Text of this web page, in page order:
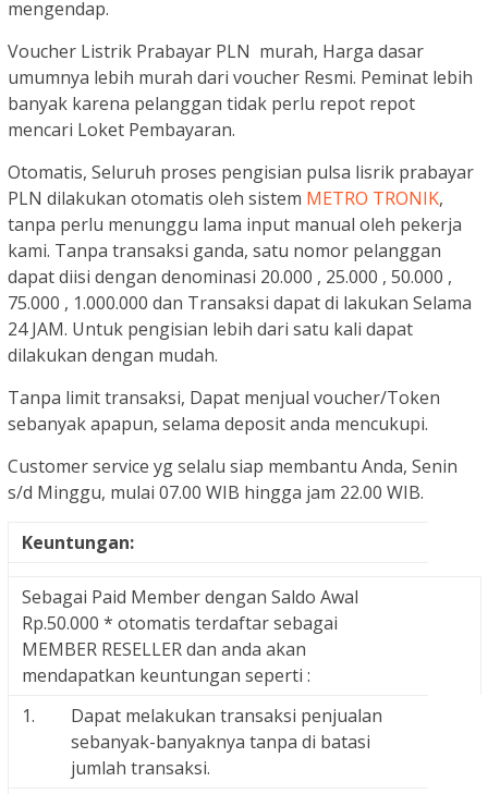
mengendap.
Voucher Listrik Prabayar PLN murah, Harga dasar
umumnya lebih murah dari voucher Resmi. Peminat lebih
banyak karena pelanggan tidak perlu repot repot
mencari Loket Pembayaran.
Otomatis, Seluruh proses pengisian pulsa lisrik prabayar
PLN dilakukan otomatis oleh sistem METRO TRONIK,
tanpa perlu menunggu lama input manual oleh pekerja
kami. Tanpa transaksi ganda, satu nomor pelanggan
dapat diisi dengan denominasi 20.000 , 25.000 , 50.000 ,
75.000 , 1.000.000 dan Transaksi dapat di lakukan Selama
24 JAM. Untuk pengisian lebih dari satu kali dapat
dilakukan dengan mudah.
Tanpa limit transaksi, Dapat menjual voucher/Token
sebanyak apapun, selama deposit anda mencukupi.
Customer service yg selalu siap membantu Anda, Senin
s/d Minggu, mulai 07.00 WIB hingga jam 22.00 WIB.
Keuntungan:
Sebagai Paid Member dengan Saldo Awal
Rp.50.000 * otomatis terdaftar sebagai
MEMBER RESELLER dan anda akan
mendapatkan keuntungan seperti :
1.
Dapat melakukan transaksi penjualan
sebanyak-banyaknya tanpa di batasi
jumlah transaksi.